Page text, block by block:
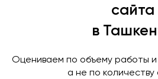
сайта
в
Оцениваем по объему работы
а не по количеству